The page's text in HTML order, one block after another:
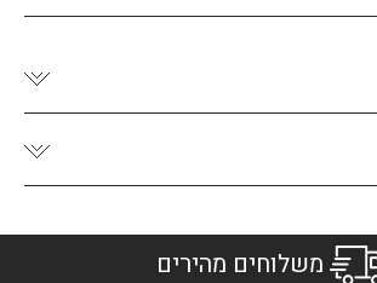
משלוחים מהירים